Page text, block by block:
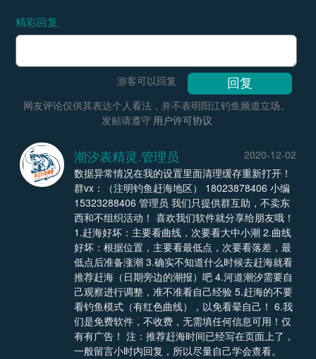
精彩回复
游客可以回复
网友评论仅供其表达个人看法，并不表明阳江钓鱼频道立场。
发贴请遵守 用户许可协议
潮汐表精灵.管理员
2020-12-02
数据异常情况在我的设置里面清理缓存重新打开！
群vx：（注明钓鱼赶海地区） 18023878406 小编
15323288406 管理员 我们只提供群互助，不卖东
西和不组织活动！ 喜欢我们软件就分享给朋友哦！
1.赶海好坏：主要看曲线，次要看大中小潮 2.曲线
好坏：根据位置，主要看最低点，次要看落差，最
低点后准备涨潮 3.确实不知道什么时候去赶海就看
推荐赶海（日期旁边的潮报）吧 4.河道潮汐需要自
己观察进行调整，准不准看自己经验 5.赶海的不要
看钓鱼模式（有红色曲线），以免看晕自己！ 6.我
们是免费软件，不收费，无需填任何信息可用！仅
有有广告！ 注：推荐赶海时间已经写在页面上了，
一般留言小时内回复，所以尽量自己学会查看。